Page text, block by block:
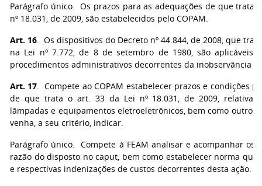
Parágrafo único. Os prazos para as adequações de que trata
nº 18.031, de 2009, são estabelecidos pelo COPAM.
Art. 16. Os dispositivos do Decreto nº 44.844, de 2008, que
na Lei nº 7.772, de 8 de setembro de 1980, são aplicáveis
procedimentos administrativos decorrentes da inobservância
Art. 17. Compete ao COPAM estabelecer prazos e condições
de que trata o art. 33 da Lei nº 18.031, de 2009,
lâmpadas e equipamentos eletroeletrônicos, bem como outros
venha, a seu critério, indicar.
Parágrafo único. Compete à FEAM analisar e acompanhar os
razão do disposto no caput, bem como estabelecer norma
e respectivas indenizações de custos decorrentes desta ação.